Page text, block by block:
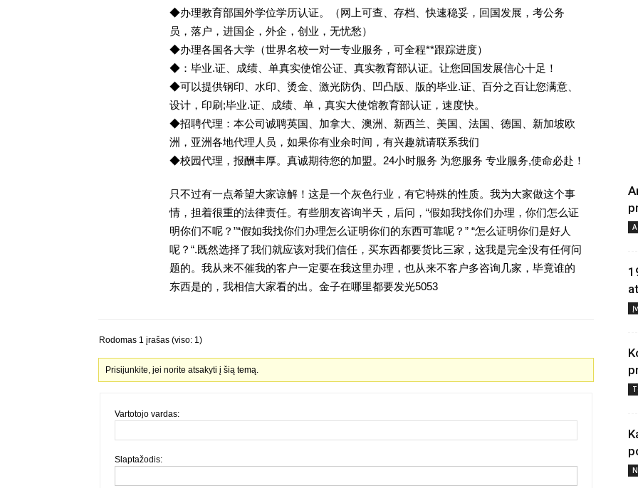
◆办理教育部国外学位学历认证。（网上可查、存档、快速稳妥，回国发展，考公务
员，落户，进国企，外企，创业，无忧愁）
◆办理各国各大学（世界名校一对一专业服务，可全程**跟踪进度）
◆：毕业.证、成绩、单真实使馆公证、真实教育部认证。让您回国发展信心十足！
◆可以提供钢印、水印、烫金、激光防伪、凹凸版、版的毕业.证、百分之百让您满意、
设计，印刷;毕业.证、成绩、单，真实大使馆教育部认证，速度快。
◆招聘代理：本公司诚聘英国、加拿大、澳洲、新西兰、美国、法国、德国、新加坡欧
洲，亚洲各地代理人员，如果你有业余时间，有兴趣就请联系我们
◆校园代理，报酬丰厚。真诚期待您的加盟。24小时服务 为您服务 专业服务,使命必赴！
只不过有一点希望大家谅解！这是一个灰色行业，有它特殊的性质。我为大家做这个事
情，担着很重的法律责任。有些朋友咨询半天，后问，“假如我找你们办理，你们怎么证
明你们不呢？”“假如我找你们办理怎么证明你们的东西可靠呢？” “怎么证明你们是好人
呢？“.既然选择了我们就应该对我们信任，买东西都要货比三家，这我是完全没有任何问
题的。我从来不催我的客户一定要在我这里办理，也从来不客户多咨询几家，毕竟谁的
东西是的，我相信大家看的出。金子在哪里都要发光5053
Rodomas 1 įrašas (viso: 1)
Prisijunkite, jei norite atsakyti į šią temą.
Vartotojo vardas:
Slaptažodis: